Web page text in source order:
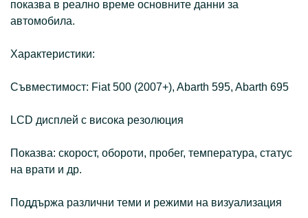
показва в реално време основните данни за
автомобила.
Характеристики:
Съвместимост: Fiat 500 (2007+), Abarth 595, Abarth 695
LCD дисплей с висока резолюция
Показва: скорост, обороти, пробег, температура, статус
на врати и др.
Поддържа различни теми и режими на визуализация